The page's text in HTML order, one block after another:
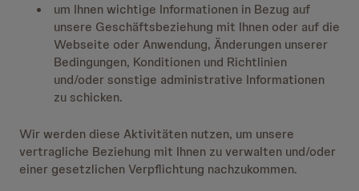
um Ihnen wichtige Informationen in Bezug auf
unsere Geschäftsbeziehung mit Ihnen oder auf die
Webseite oder Anwendung, Änderungen unserer
Bedingungen, Konditionen und Richtlinien
und/oder sonstige administrative Informationen
zu schicken.
Wir werden diese Aktivitäten nutzen, um unsere
vertragliche Beziehung mit Ihnen zu verwalten und/oder
einer gesetzlichen Verpflichtung nachzukommen.